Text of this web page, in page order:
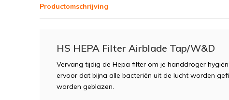
Productomschrijving
HS HEPA Filter Airblade Tap/W&D
Vervang tijdig de Hepa filter om je handdroger
ervoor dat bijna alle bacteriën uit de lucht worden
worden geblazen.